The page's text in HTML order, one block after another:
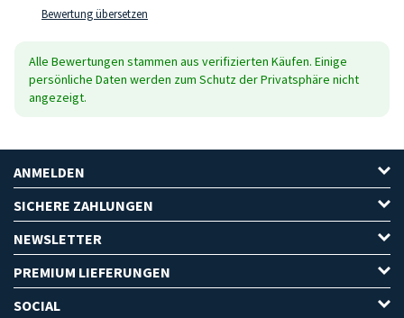
Bewertung übersetzen
Alle Bewertungen stammen aus verifizierten Käufen. Einige
persönliche Daten werden zum Schutz der Privatsphäre nicht
angezeigt.
ANMELDEN
SICHERE ZAHLUNGEN
NEWSLETTER
PREMIUM LIEFERUNGEN
SOCIAL